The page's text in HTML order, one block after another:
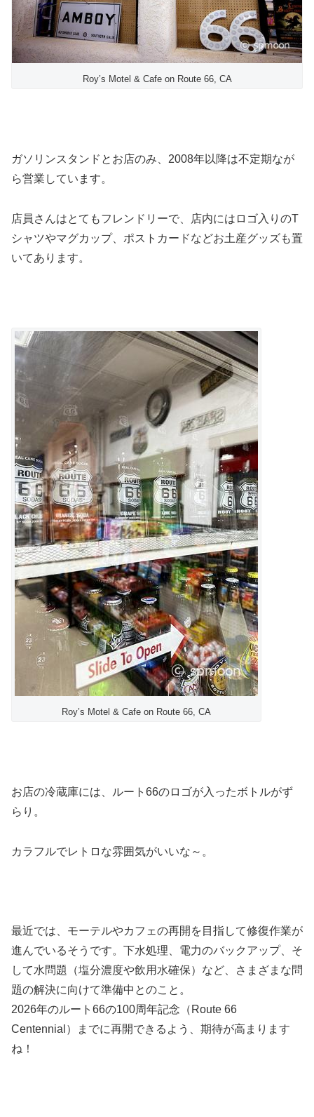
Roy’s Motel & Cafe on Route 66, CA
ガソリンスタンドとお店のみ、2008年以降は不定期なが
ら営業しています。
店員さんはとてもフレンドリーで、店内にはロゴ入りのT
シャツやマグカップ、ポストカードなどお土産グッズも置
いてあります。
Roy’s Motel & Cafe on Route 66, CA
お店の冷蔵庫には、ルート66のロゴが入ったボトルがず
らり。
カラフルでレトロな雰囲気がいいな～。
最近では、モーテルやカフェの再開を目指して修復作業が
進んでいるそうです。下水処理、電力のバックアップ、そ
して水問題（塩分濃度や飲用水確保）など、さまざまな問
題の解決に向けて準備中とのこと。
2026年のルート66の100周年記念（Route 66
Centennial）までに再開できるよう、期待が高まります
ね！